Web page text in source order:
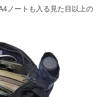
ノートも入る見た目以上の